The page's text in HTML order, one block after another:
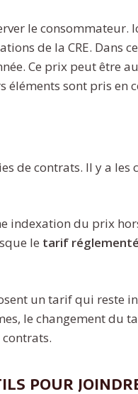
le consommateur.
de la CRE. Dans
Ce prix peut être
éléments sont pris en
de contrats. Il y a
indexation du prix
le tarif réglementé
un tarif qui reste
le changement du
pour